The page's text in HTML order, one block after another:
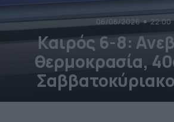
06/08/2026 22:00
Καιρός 6-8:
θερμοκρασία,